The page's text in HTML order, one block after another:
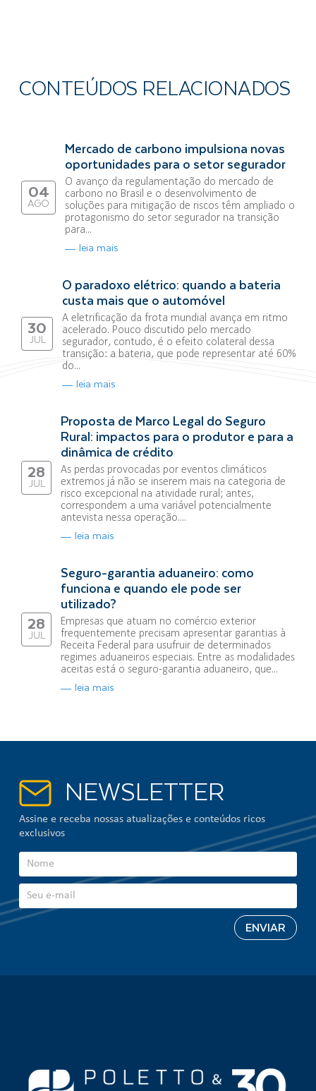
CONTEÚDOS RELACIONADOS
04
AGO
Mercado de carbono impulsiona novas
oportunidades para o setor segurador
O avanço da regulamentação do mercado de
carbono no Brasil e o desenvolvimento de
soluções para mitigação de riscos têm ampliado o
protagonismo do setor segurador na transição
para...
leia mais
30
JUL
O paradoxo elétrico: quando a bateria
custa mais que o automóvel
A eletrificação da frota mundial avança em ritmo
acelerado. Pouco discutido pelo mercado
segurador, contudo, é o efeito colateral dessa
transição: a bateria, que pode representar até 60%
do...
leia mais
28
JUL
Proposta de Marco Legal do Seguro
Rural: impactos para o produtor e para a
dinâmica de crédito
As perdas provocadas por eventos climáticos
extremos já não se inserem mais na categoria de
risco excepcional na atividade rural; antes,
correspondem a uma variável potencialmente
antevista nessa operação....
leia mais
28
JUL
Seguro-garantia aduaneiro: como
funciona e quando ele pode ser
utilizado?
Empresas que atuam no comércio exterior
frequentemente precisam apresentar garantias à
Receita Federal para usufruir de determinados
regimes aduaneiros especiais. Entre as modalidades
aceitas está o seguro-garantia aduaneiro, que...
leia mais
NEWSLETTER
Assine e receba nossas atualizações e conteúdos ricos
exclusivos